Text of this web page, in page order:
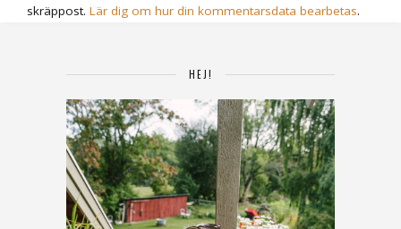
skräppost. Lär dig om hur din kommentarsdata bearbetas.
HEJ!